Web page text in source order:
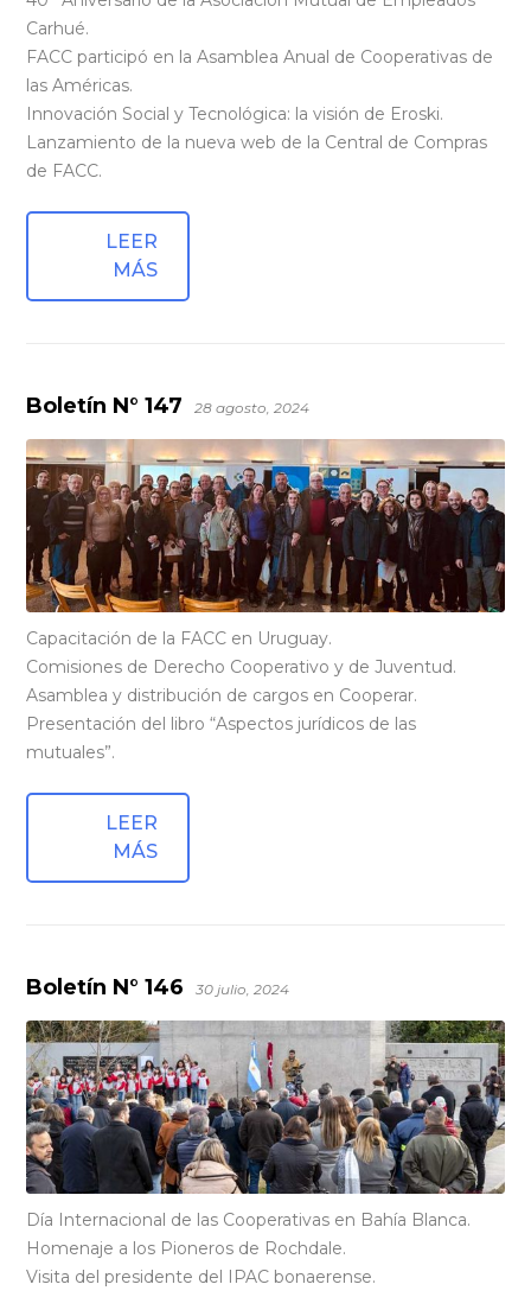
Carhué.
FACC participó en la Asamblea Anual de Cooperativas de
las Américas.
Innovación Social y Tecnológica: la visión de Eroski.
Lanzamiento de la nueva web de la Central de Compras
de FACC.
LEER
MÁS
Boletín N° 147 28 agosto, 2024
Capacitación de la FACC en Uruguay.
Comisiones de Derecho Cooperativo y de Juventud.
Asamblea y distribución de cargos en Cooperar.
Presentación del libro “Aspectos jurídicos de las
mutuales”.
LEER
MÁS
Boletín N° 146 30 julio, 2024
Día Internacional de las Cooperativas en Bahía Blanca.
Homenaje a los Pioneros de Rochdale.
Visita del presidente del IPAC bonaerense.